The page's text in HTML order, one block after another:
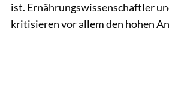
ist. Ernährungswissenschaftler
kritisieren vor allem den hohen